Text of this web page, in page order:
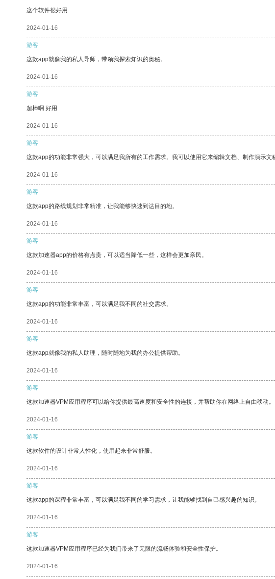
这个软件很好用
2024-01-16
游客
这款app就像我的私人导师，带领我探索知识的奥秘。
2024-01-16
游客
超棒啊 好用
2024-01-16
游客
这款app的功能非常强大，可以满足我所有的工作需求。我可以使用它来编辑文档、制作演示文
2024-01-16
游客
这款app的路线规划非常精准，让我能够快速到达目的地。
2024-01-16
游客
这款加速器app的价格有点贵，可以适当降低一些，这样会更加亲民。
2024-01-16
游客
这款app的功能非常丰富，可以满足我不同的社交需求。
2024-01-16
游客
这款app就像我的私人助理，随时随地为我的办公提供帮助。
2024-01-16
游客
这款加速器VPM应用程序可以给你提供最高速度和安全性的连接，并帮助你在网络上自由移动。
2024-01-16
游客
这款软件的设计非常人性化，使用起来非常舒服。
2024-01-16
游客
这款app的课程非常丰富，可以满足我不同的学习需求，让我能够找到自己感兴趣的知识。
2024-01-16
游客
这款加速器VPM应用程序已经为我们带来了无限的流畅体验和安全性保护。
2024-01-16